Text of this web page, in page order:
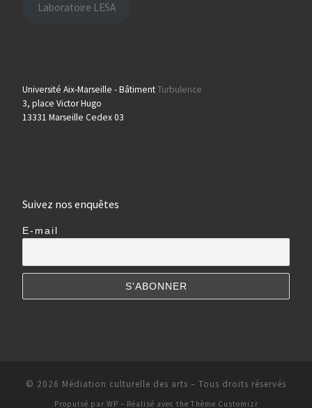
Laboratoire LESA
Université Aix-Marseille - BâtimentTurbulence
3, place Victor Hugo
13331 Marseille Cedex 03
Suivez nos enquêtes
E-mail
© 2026 Médiation culturelle des arts – Tous droits réservés
Propulsé par WP – Réalisé avec the Thème Customizr